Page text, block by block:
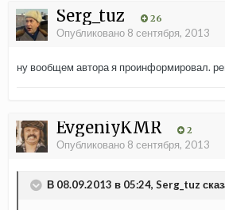
Serg_tuz 26
Опубликовано 8 сентября, 2013
ну вообщем автора я проинформировал.
EvgeniyKMR 2
Опубликовано 8 сентября, 2013
В 08.09.2013 в 05:24, Serg_tuz